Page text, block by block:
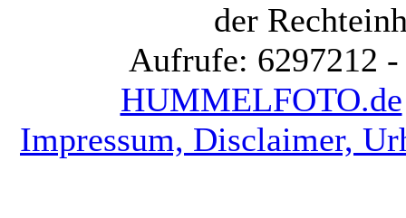
der
Aufrufe: 6297212
HUMMELFOTO.de
Impressum, Disclaimer,